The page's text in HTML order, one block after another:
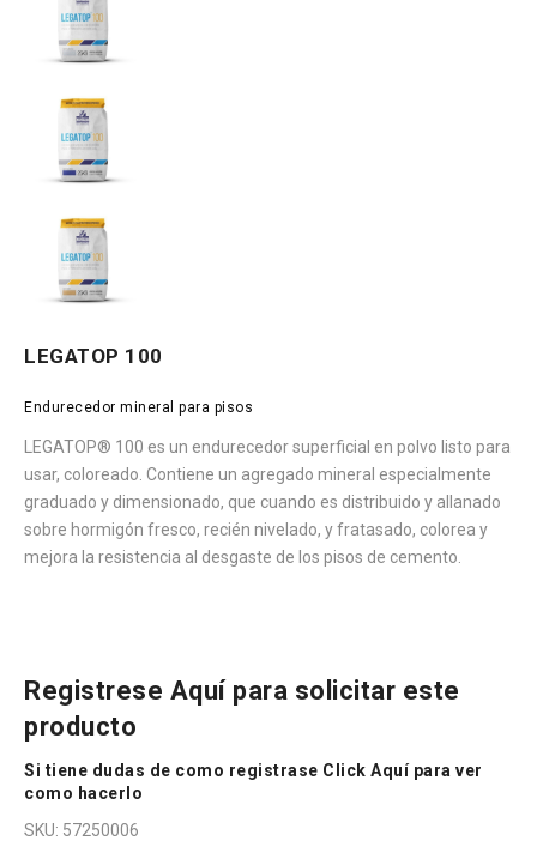
LEGATOP 100
Endurecedor mineral para pisos
LEGATOP® 100 es un endurecedor superficial en polvo listo para
usar, coloreado. Contiene un agregado mineral especialmente
graduado y dimensionado, que cuando es distribuido y allanado
sobre hormigón fresco, recién nivelado, y fratasado, colorea y
mejora la resistencia al desgaste de los pisos de cemento.
Registrese Aquípara solicitar este
producto
Si tiene dudas de como registrase Click Aquípara ver
como hacerlo
SKU: 57250006